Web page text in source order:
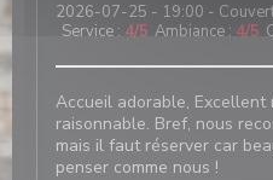
2026-07-25 - 19:00 -
Service : 4/5 Ambiance : 4/5
Accueil adorable,
raisonnable. Bref, nous
mais il faut réserver car
penser comme nous !